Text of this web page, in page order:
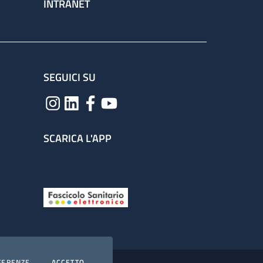
INTRANET
SEGUICI SU
SCARICA L'APP